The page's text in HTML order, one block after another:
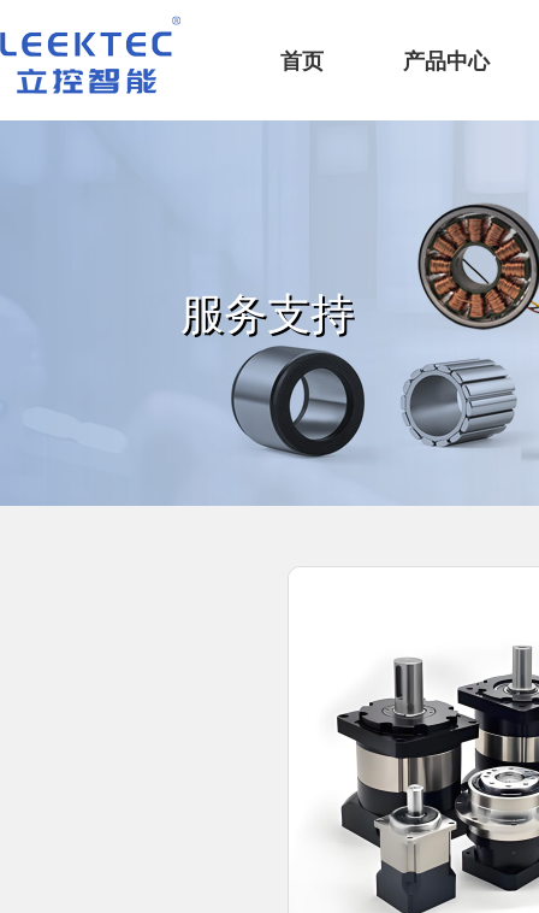
深圳市立控智能科技有限公司
首页
产品中心
服务支持